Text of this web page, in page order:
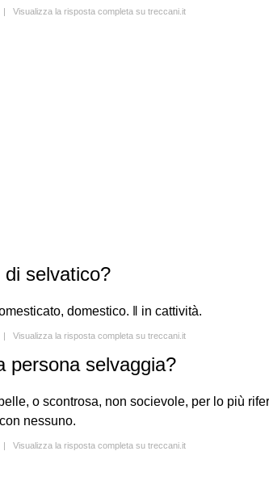
| Visualizza la risposta completa su treccani.it
selvatico?
domestico. ‖ in cattività.
| Visualizza la risposta completa su treccani.it
persona selvaggia?
o scontrosa, non socievole, per lo più
nessuno.
| Visualizza la risposta completa su treccani.it